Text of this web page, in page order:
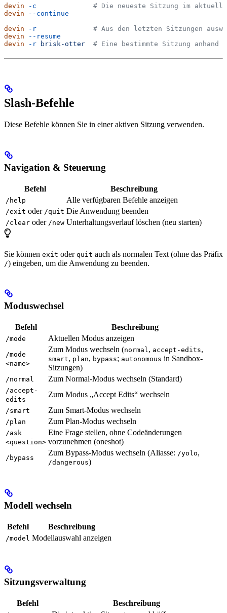
devin -c
# Die neueste Sitzung im
devin --continue
devin -r
# Aus den letzten Sitzungen
devin --resume
devin -r brisk-otter
# Eine bestimmte Sitzung anhand
Slash-Befehle
Diese Befehle können Sie in einer aktiven Sitzung verwenden.
Navigation & Steuerung
Befehl Beschreibung
/help Alle verfügbaren Befehle anzeigen
/exit oder /quit Die Anwendung beenden
/clear oder /new Unterhaltungsverlauf löschen (neu starten)
Sie können exit oder quit auch als normalen Text (ohne das Präfix
/) eingeben, um die Anwendung zu beenden.
Moduswechsel
Befehl Beschreibung
/mode Aktuellen Modus anzeigen
/mode
<name>
Zum Modus wechseln (normal , accept-edits,
smart, plan, bypass; autonomous in Sandbox-
Sitzungen)
/normal Zum Normal-Modus wechseln (Standard)
/accept-
edits
Zum Modus „Accept Edits“ wechseln
/smart Zum Smart-Modus wechseln
/plan Zum Plan-Modus wechseln
/ask
<question>
Eine Frage stellen, ohne Codeänderungen
vorzunehmen (oneshot)
/bypass
Zum Bypass-Modus wechseln (Aliasse: /yolo,
/dangerous)
Modell wechseln
Befehl Beschreibung
/model Modellauswahl anzeigen
Sitzungsverwaltung
Befehl Beschreibung